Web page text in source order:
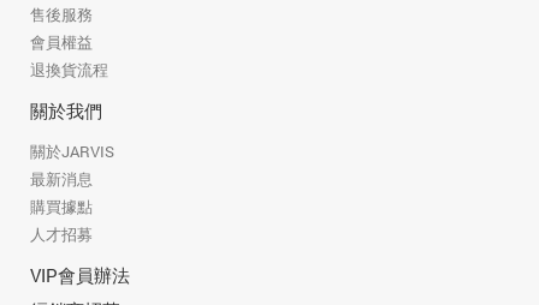
售後服務
會員權益
退換貨流程
關於我們
關於JARVIS
最新消息
購買據點
人才招募
VIP會員辦法